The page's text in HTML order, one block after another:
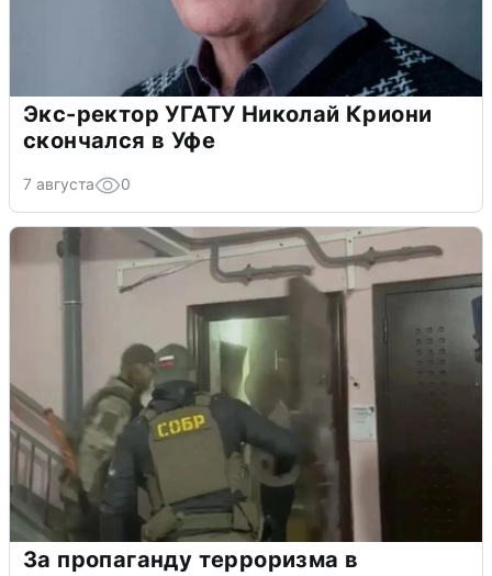
Экс-ректор УГАТУ Николай Криони
скончался в Уфе
7 августа 0
За пропаганду терроризма в